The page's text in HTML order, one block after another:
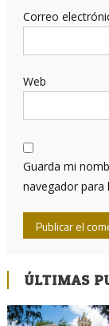
Correo
Web
Guarda mi
navegador para
ÚLTIMAS